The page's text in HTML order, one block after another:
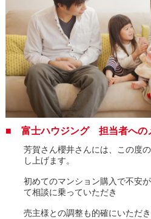
■ 富士ハウジング 担当者への
芳賀さん櫻井さんには、この度
し上げます。
初めてのマンション購入で不安
て相談に乗っていただき
売主様との調整も的確にいただ